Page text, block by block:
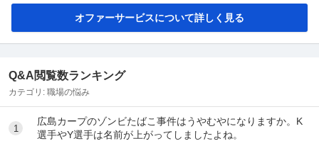
オファーサービスについて詳しく見る
Q&A閲覧数ランキング
カテゴリ: 職場の悩み
1
広島カープのゾンビたばこ事件はうやむやになりますか。K
選手やY選手は名前が上がってしましたよね。